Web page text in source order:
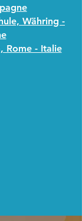
Währing -
Rome - Italie